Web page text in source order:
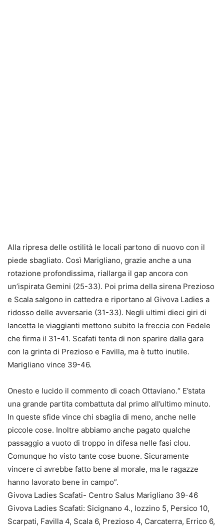
Alla ripresa delle ostilità le locali partono di nuovo con il
piede sbagliato. Così Marigliano, grazie anche a una
rotazione profondissima, riallarga il gap ancora con
un’ispirata Gemini (25-33). Poi prima della sirena Prezioso
e Scala salgono in cattedra e riportano al Givova Ladies a
ridosso delle avversarie (31-33). Negli ultimi dieci giri di
lancetta le viaggianti mettono subito la freccia con Fedele
che firma il 31-41. Scafati tenta di non sparire dalla gara
con la grinta di Prezioso e Favilla, ma è tutto inutile.
Marigliano vince 39-46.
Onesto e lucido il commento di coach Ottaviano.“ E’stata
una grande partita combattuta dal primo all’ultimo minuto.
In queste sfide vince chi sbaglia di meno, anche nelle
piccole cose. Inoltre abbiamo anche pagato qualche
passaggio a vuoto di troppo in difesa nelle fasi clou.
Comunque ho visto tante cose buone. Sicuramente
vincere ci avrebbe fatto bene al morale, ma le ragazze
hanno lavorato bene in campo”.
Givova Ladies Scafati- Centro Salus Marigliano 39-46
Givova Ladies Scafati: Sicignano 4., Iozzino 5, Persico 10,
Scarpati, Favilla 4, Scala 6, Prezioso 4, Carcaterra, Errico 6,